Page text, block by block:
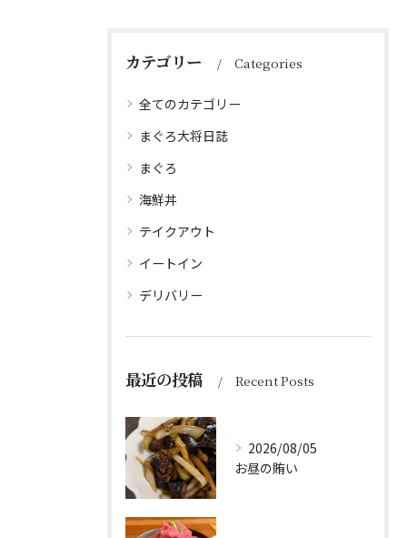
カテゴリー Categories
全てのカテゴリー
まぐろ大将日誌
まぐろ
海鮮丼
テイクアウト
イートイン
デリバリー
最近の投稿 Recent Posts
2026/08/05
お昼の賄い